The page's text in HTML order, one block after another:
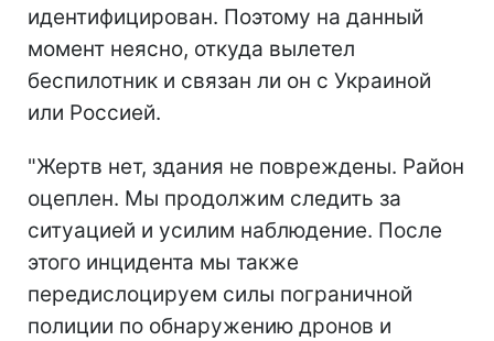
идентифицирован. Поэтому на данный
момент неясно, откуда вылетел
беспилотник и связан ли он с Украиной
или Россией.
"Жертв нет, здания не повреждены. Район
оцеплен. Мы продолжим следить за
ситуацией и усилим наблюдение. После
этого инцидента мы также
передислоцируем силы пограничной
полиции по обнаружению дронов и